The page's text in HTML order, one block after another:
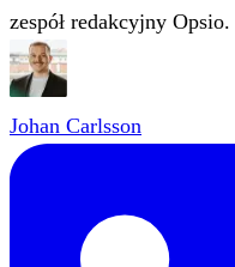
zespół redakcyjny Opsio.
Johan Carlsson